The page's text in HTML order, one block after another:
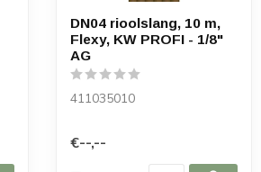
DN04 rioolslang, 10 m,
Flexy, KW PROFI - 1/8"
AG
411035010
€--,--